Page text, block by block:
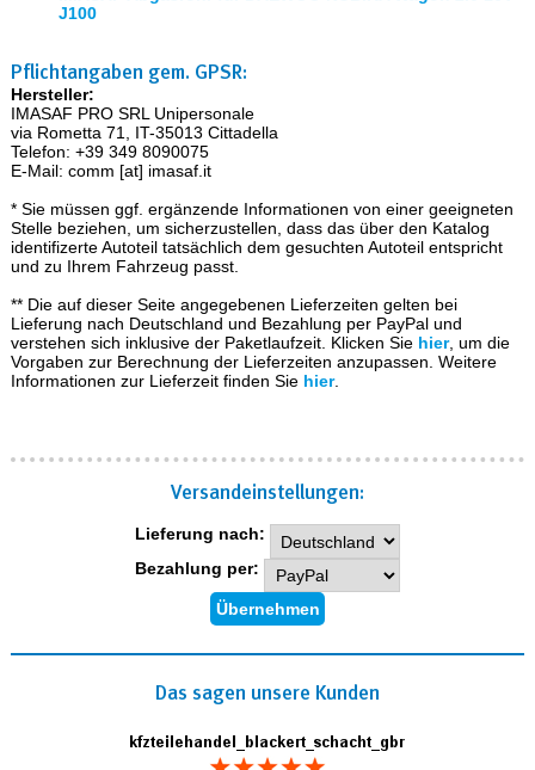
J100
Pflichtangaben gem. GPSR:
Hersteller:
IMASAF PRO SRL Unipersonale
via Rometta 71, IT-35013 Cittadella
Telefon: +39 349 8090075
E-Mail: comm [at] imasaf.it
* Sie müssen ggf. ergänzende Informationen von einer geeigneten
Stelle beziehen, um sicherzustellen, dass das über den Katalog
identifizerte Autoteil tatsächlich dem gesuchten Autoteil entspricht
und zu Ihrem Fahrzeug passt.
** Die auf dieser Seite angegebenen Lieferzeiten gelten bei
Lieferung nach Deutschland und Bezahlung per PayPal und
verstehen sich inklusive der Paketlaufzeit. Klicken Sie hier, um die
Vorgaben zur Berechnung der Lieferzeiten anzupassen. Weitere
Informationen zur Lieferzeit finden Sie hier.
Versand­einstellungen:
Lieferung nach:
Bezahlung per:
Das sagen unsere Kunden